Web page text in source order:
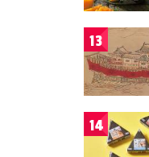
13
14